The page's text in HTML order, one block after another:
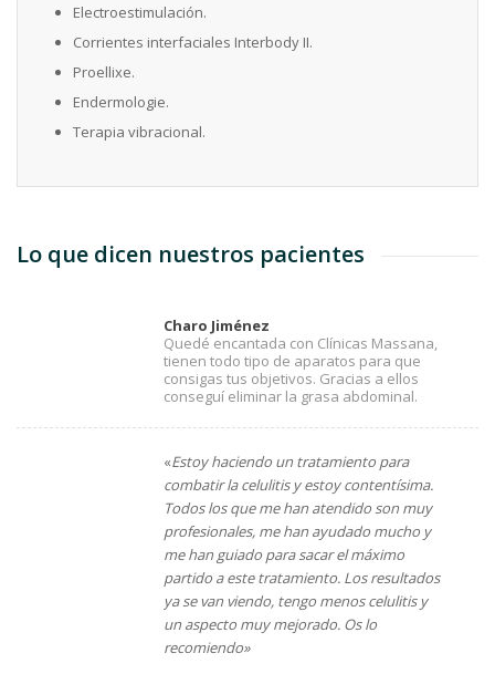
Electroestimulación.
Corrientes interfaciales Interbody II.
Proellixe.
Endermologie.
Terapia vibracional.
Lo que dicen nuestros pacientes
Charo Jiménez
Quedé encantada con Clínicas Massana,
tienen todo tipo de aparatos para que
consigas tus objetivos. Gracias a ellos
conseguí eliminar la grasa abdominal.
«Estoy haciendo un tratamiento para
combatir la celulitis y estoy contentísima.
Todos los que me han atendido son muy
profesionales, me han ayudado mucho y
me han guiado para sacar el máximo
partido a este tratamiento. Los resultados
ya se van viendo, tengo menos celulitis y
un aspecto muy mejorado. Os lo
recomiendo»